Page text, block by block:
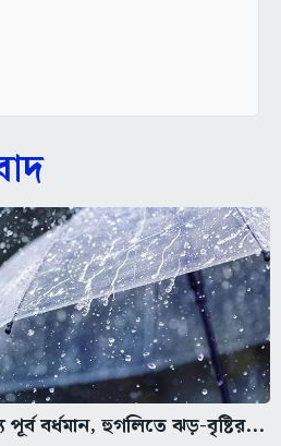
বর্ধমান, হুগলিতে ঝড়-বৃষ্টির...